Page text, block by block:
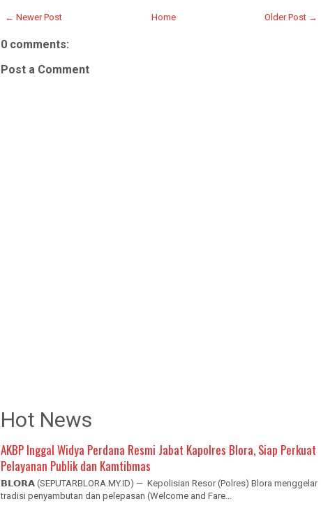
← Newer Post Older Post →
Home
0 comments:
Post a Comment
Hot News
AKBP Inggal Widya Perdana Resmi Jabat Kapolres Blora, Siap Perkuat
Pelayanan Publik dan Kamtibmas
𝗕𝗟𝗢𝗥𝗔 (SEPUTARBLORA.MY.ID) — Kepolisian Resor (Polres) Blora menggelar
tradisi penyambutan dan pelepasan (Welcome and Fare...